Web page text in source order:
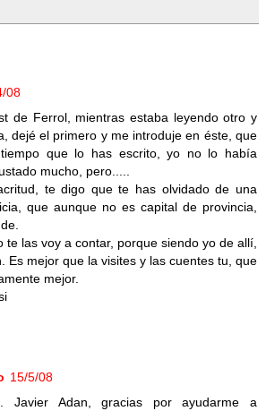
08
de Ferrol, mientras estaba leyendo otro y
dejé el primero y me introduje en éste, que
que lo has escrito, yo no lo había
mucho, pero.....
te digo que te has olvidado de una
que aunque no es capital de provincia,
te las voy a contar, porque siendo yo de allí,
Es mejor que la visites y las cuentes tu, que
mejor.
15/5/08
Javier Adan, gracias por ayudarme a